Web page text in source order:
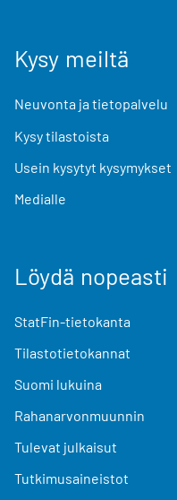
Kysy meiltä
Neuvonta ja tietopalvelu
Kysy tilastoista
Usein kysytyt kysymykset
Medialle
Löydä nopeasti
StatFin-tietokanta
Tilastotietokannat
Suomi lukuina
Rahanarvonmuunnin
Tulevat julkaisut
Tutkimusaineistot